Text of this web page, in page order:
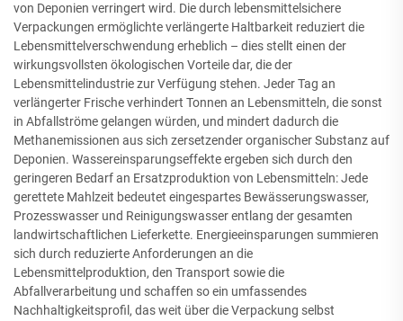
von Deponien verringert wird. Die durch lebensmittelsichere
Verpackungen ermöglichte verlängerte Haltbarkeit reduziert die
Lebensmittelverschwendung erheblich – dies stellt einen der
wirkungsvollsten ökologischen Vorteile dar, die der
Lebensmittelindustrie zur Verfügung stehen. Jeder Tag an
verlängerter Frische verhindert Tonnen an Lebensmitteln, die sonst
in Abfallströme gelangen würden, und mindert dadurch die
Methanemissionen aus sich zersetzender organischer Substanz auf
Deponien. Wassereinsparungseffekte ergeben sich durch den
geringeren Bedarf an Ersatzproduktion von Lebensmitteln: Jede
gerettete Mahlzeit bedeutet eingespartes Bewässerungswasser,
Prozesswasser und Reinigungswasser entlang der gesamten
landwirtschaftlichen Lieferkette. Energieeinsparungen summieren
sich durch reduzierte Anforderungen an die
Lebensmittelproduktion, den Transport sowie die
Abfallverarbeitung und schaffen so ein umfassendes
Nachhaltigkeitsprofil, das weit über die Verpackung selbst